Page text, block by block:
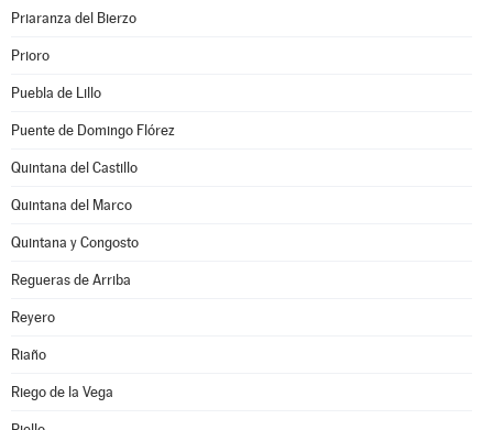
Priaranza del Bierzo
Prioro
Puebla de Lillo
Puente de Domingo Flórez
Quintana del Castillo
Quintana del Marco
Quintana y Congosto
Regueras de Arriba
Reyero
Riaño
Riego de la Vega